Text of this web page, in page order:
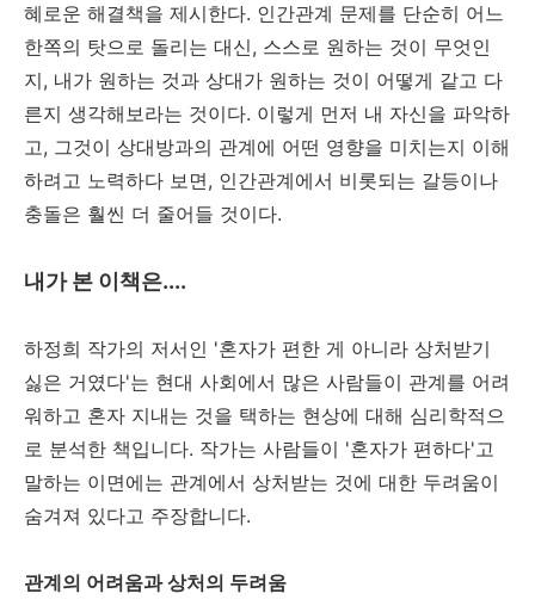
혜로운 해결책을 제시한다. 인간관계 문제를 단순히 어느
한쪽의 탓으로 돌리는 대신, 스스로 원하는 것이 무엇인
지, 내가 원하는 것과 상대가 원하는 것이 어떻게 같고 다
른지 생각해보라는 것이다. 이렇게 먼저 내 자신을 파악하
고, 그것이 상대방과의 관계에 어떤 영향을 미치는지 이해
하려고 노력하다 보면, 인간관계에서 비롯되는 갈등이나
충돌은 훨씬 더 줄어들 것이다.
내가 본 이책은....
하정희 작가의 저서인 '혼자가 편한 게 아니라 상처받기
싫은 거였다'는 현대 사회에서 많은 사람들이 관계를 어려
워하고 혼자 지내는 것을 택하는 현상에 대해 심리학적으
로 분석한 책입니다. 작가는 사람들이 '혼자가 편하다'고
말하는 이면에는 관계에서 상처받는 것에 대한 두려움이
숨겨져 있다고 주장합니다.
관계의 어려움과 상처의 두려움